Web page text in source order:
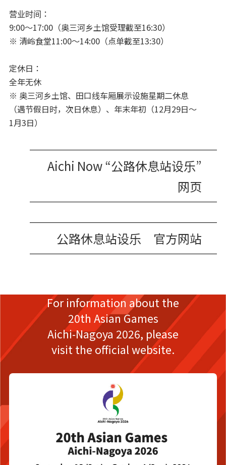
营业时间：
9:00～17:00（奥三河乡土馆受理截至16:30）
※ 清岭食堂11:00～14:00（点单截至13:30）
定休日：
全年无休
※ 奥三河乡土馆、田口线车厢展示设施星期二休息
（遇节假日时，次日休息）、年末年初（12月29日～
1月3日）
Aichi Now “公路休息站设乐”
网页
公路休息站设乐 官方网站
For information about the
20th Asian Games
Aichi-Nagoya 2026, please
visit the official website.